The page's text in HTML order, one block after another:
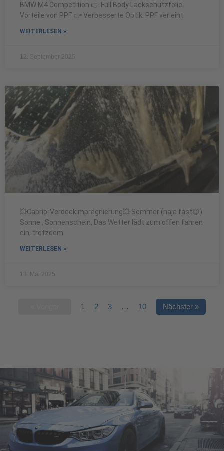
BMW M4 Competition 👉 Full Body Lackschutzfolie
Vorteile von PPF 👉 Verbesserte Optik: PPF verleiht
WEITERLESEN »
12. September 2025
💥Cabrio-Verdeckimprägnierung💥 Sommer (naja fast😉)
Sonne , Sonnenschein, Das Wetter lädt zum offen fahren
ein, trotzdem
WEITERLESEN »
13. Mai 2025
1 2 3 … 10 Nächster »